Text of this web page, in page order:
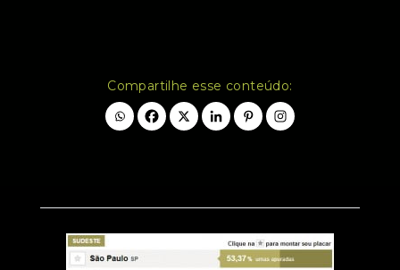
Compartilhe esse conteúdo: